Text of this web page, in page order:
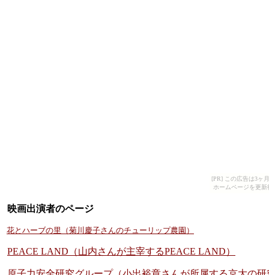
[PR] この広告は3ヶ
ホームページを更
映画出演者のページ
花とハーブの里（菊川慶子さんのチューリップ農園）
PEACE LAND（山内さんが主宰するPEACE LAND）